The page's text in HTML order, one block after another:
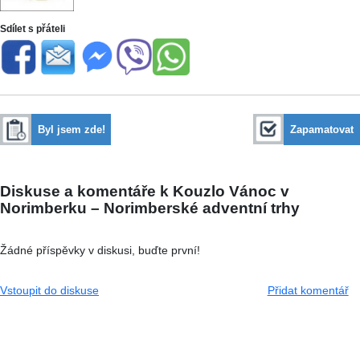
Sdílet s přáteli
Byl jsem zde! Zapamatovat
Diskuse a komentáře k Kouzlo Vánoc v
Norimberku – Norimberské adventní trhy
Žádné příspěvky v diskusi, buďte první!
Vstoupit do diskuse Přidat komentář